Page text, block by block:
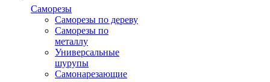
Саморезы
Саморезы по дереву
Саморезы по
металлу
Универсальные
шурупы
Самонарезающие